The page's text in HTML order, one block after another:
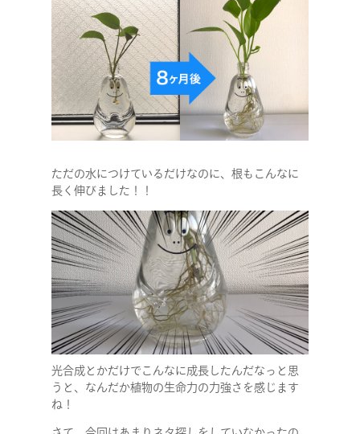
ただの水につけているだけなのに、根もこんなに
長く伸びました！！
光合成とかだけでこんなに成長したんだなっと思
うと、なんだか植物の生命力の力強さを感じます
ね！